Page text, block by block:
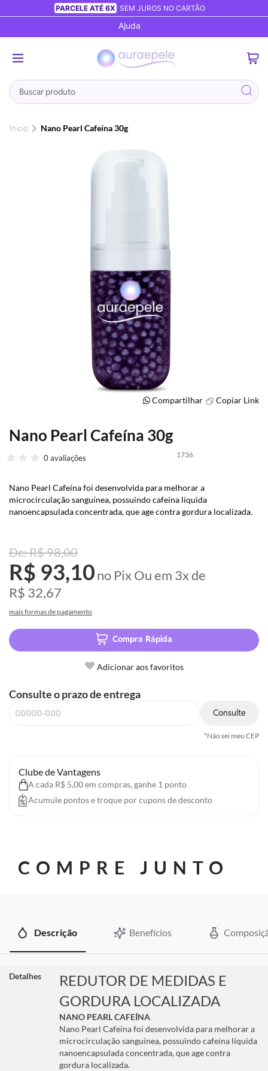
PARCELE ATÉ 6X SEM JUROS NO CARTÃO
Ajuda
Busca
Início Nano Pearl Cafeína 30g
Nano Pearl Cafeína 30g
1736
0 avaliações
Nano Pearl Cafeína foi desenvolvida para melhorar a
microcirculação sanguínea, possuindo cafeína líquida
nanoencapsulada concentrada, que age contra gordura localizada.
R$ 98,00
R$ 93,10no PixOu em 3xde
R$ 32,67
mais formas de pagamento
Compra Rápida
Adicionar aos favoritos
Consulte o prazo de entrega
Consulte
*Não sei meu CEP
Clube de Vantagens
A cada R$ 5,00 em compras, ganhe 1 ponto
Acumule pontos e troque por cupons de desconto
Compartilhar Copiar Link
Saltar
para
Galeria
de
imagens
COMPRE JUNTO
Descrição Benefícios
Detalhes
REDUTOR DE MEDIDAS E
GORDURA LOCALIZADA
NANO PEARL CAFEÍNA
Nano Pearl Cafeína foi desenvolvida para melhorar a
microcirculação sanguínea, possuindo cafeína líquida
nanoencapsulada concentrada, que age contra
gordura localizada.